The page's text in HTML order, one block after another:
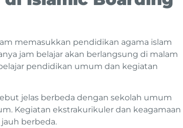
memasukkan pendidikan agama islam
jam belajar akan berlangsung di malam
pendidikan umum dan kegiatan
jelas berbeda dengan sekolah umum
Kegiatan ekstrakurikuler dan keagamaan
berbeda.